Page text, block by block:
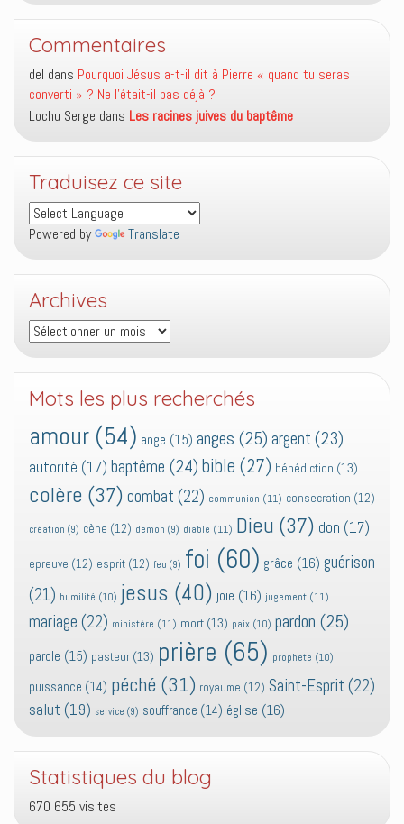
Commentaires
del dans Pourquoi Jésus a-t-il dit à Pierre « quand tu seras
converti » ? Ne l’était-il pas déjà ?
Lochu Serge dans Les racines juives du baptême
Traduisez ce site
Powered by Translate
Archives
Archives
Mots les plus recherchés
amour (54) ange (15) anges (25) argent (23)
autorité (17) baptême (24) bible (27) bénédiction (13)
colère (37) combat (22) communion (11) consecration (12)
création (9) cène (12) demon (9) diable (11) Dieu (37) don (17)
epreuve (12) esprit (12) feu (9) foi (60) grâce (16) guérison
(21) humilité (10) jesus (40) joie (16) jugement (11)
mariage (22) ministère (11) mort (13) paix (10) pardon (25)
parole (15) pasteur (13) prière (65) prophete (10)
puissance (14) péché (31) royaume (12) Saint-Esprit (22)
salut (19) service (9) souffrance (14) église (16)
Statistiques du blog
670 655 visites